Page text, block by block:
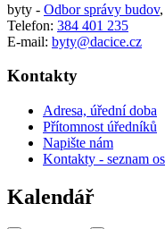
byty - Odbor správy budov,
Telefon: 384 401 235
E-mail: byty@dacice.cz
Kontakty
Adresa, úřední doba
Přítomnost úředníků
Napište nám
Kontakty - seznam
Kalendář